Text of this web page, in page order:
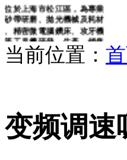
位於上海市松江區，為專業
砂帶研磨 、拋光機械及耗材
、精密微電腦鑽床、攻牙機
等工具機研發、生產、銷售
和服務提供商。同時代理銷
售編碼器、電磁閥、安全開
鼎力支持，整合行業優勢資
源。致力於為廣大客戶提供
精良的產品和優質的服務產
品在鋼鐵、紡織、化工、制
当前位置：
变频调速